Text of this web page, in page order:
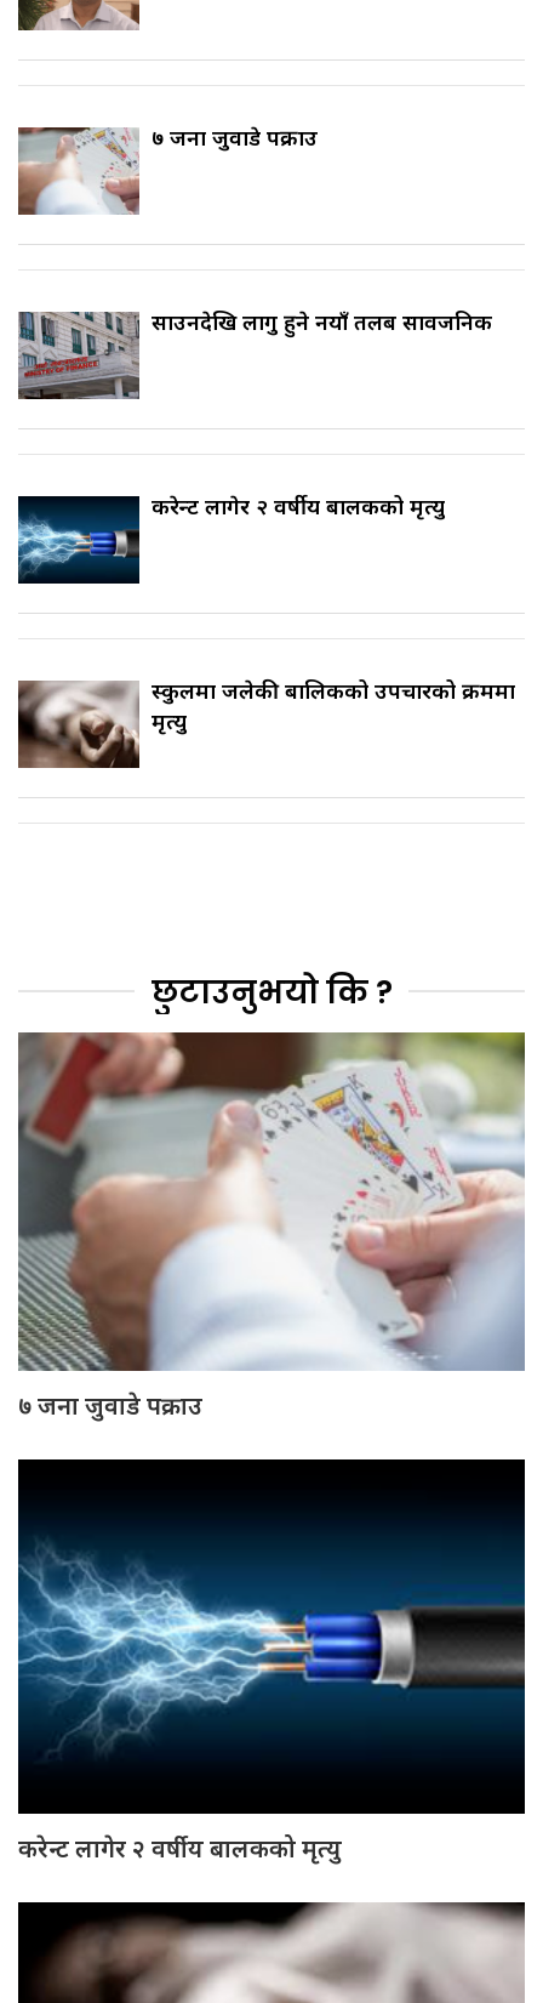
७ जना जुवाडे पक्राउ
साउनदेखि लागु हुने नयाँ तलब सार्वजनिक
करेन्ट लागेर २ वर्षीय बालकको मृत्यु
स्कुलमा जलेकी बालिकको उपचारको क्रममा
मृत्यु
छुटाउनुभयो कि ?
७ जना जुवाडे पक्राउ
करेन्ट लागेर २ वर्षीय बालकको मृत्यु